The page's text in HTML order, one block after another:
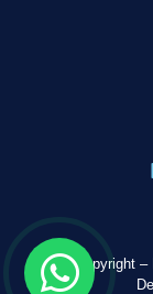
© Copyright –